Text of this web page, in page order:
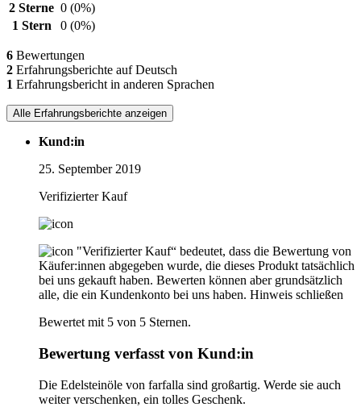
2 Sterne 0 (0%)
1 Stern
0 (0%)
6 Bewertungen
2 Erfahrungsberichte auf Deutsch
1 Erfahrungsbericht in anderen Sprachen
Alle Erfahrungsberichte anzeigen
Kund:in
25. September 2019
Verifizierter Kauf
"Verifizierter Kauf“ bedeutet, dass die Bewertung von
Käufer:innen abgegeben wurde, die dieses Produkt tatsächlich
bei uns gekauft haben. Bewerten können aber grundsätzlich
alle, die ein Kundenkonto bei uns haben. Hinweis schließen
Bewertet mit 5 von 5 Sternen.
Bewertung verfasst von Kund:in
Die Edelsteinöle von farfalla sind großartig. Werde sie auch
weiter verschenken, ein tolles Geschenk.